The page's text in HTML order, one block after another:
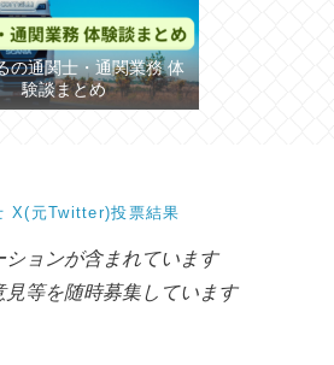
の通関士・通関業務 体
験談まとめ
X(元Twitter)投票結果
ョンが含まれています
見等を随時募集しています